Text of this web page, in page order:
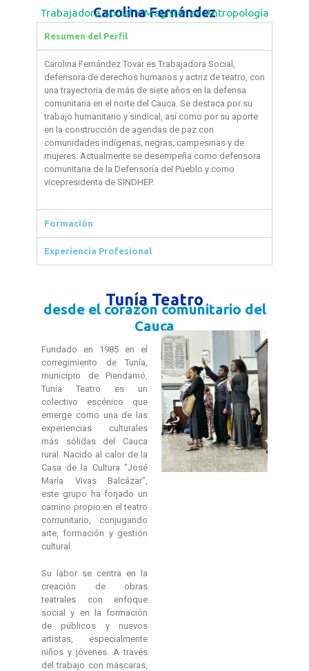
Carolina Fernández
Trabajadora Social Y Magíster en Antropología
Resumen del Perfil
Carolina Fernández Tovar es Trabajadora Social,
defensora de derechos humanos y actriz de teatro, con
una trayectoria de más de siete años en la defensa
comunitaria en el norte del Cauca. Se destaca por su
trabajo humanitario y sindical, así como por su aporte
en la construcción de agendas de paz con
comunidades indígenas, negras, campesinas y de
mujeres. Actualmente se desempeña como defensora
comunitaria de la Defensoría del Pueblo y como
vicepresidenta de SINDHEP.
Formación
Experiencia Profesional
Tunía Teatro
desde el corazón comunitario del
Cauca
Fundado en 1985 en el
corregimiento de Tunía,
municipio de Piendamó,
Tunía Teatro es un
colectivo escénico que
emerge como una de las
experiencias culturales
más sólidas del Cauca
rural. Nacido al calor de la
Casa de la Cultura “José
María Vivas Balcázar”,
este grupo ha forjado un
camino propio en el teatro
comunitario, conjugando
arte, formación y gestión
cultural.
Su labor se centra en la
creación de obras
teatrales con enfoque
social y en la formación
de públicos y nuevos
artistas, especialmente
niños y jóvenes. A través
del trabajo con máscaras,